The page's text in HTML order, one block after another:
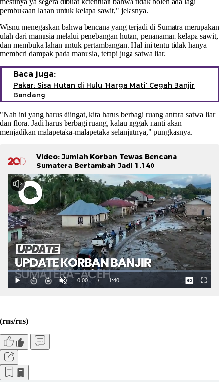
pembukaan lahan untuk kelapa sawit," jelasnya.
Wisnu menegaskan bahwa bencana yang terjadi di Sumatra merupakan
ulah dari manusia melalui penebangan hutan, penanaman kelapa sawit,
dan membuka lahan untuk pertambangan. Hal ini tentu tidak hanya
memberi dampak pada manusia, tetapi juga satwa liar.
Baca juga:
Pakar: Sisa Hutan di Hulu 'Harga Mati' Cegah Banjir
Bandang
"Nah ini yang harus diingat, kita harus berbagi ruang antara satwa liar
dan flora. Jadi harus berbagi ruang, kalau nggak nanti akan
menjadikan malapetaka-malapetaka selanjutnya," pungkasnya.
Video: Jumlah Korban Tewas Bencana
Sumatera Bertambah Jadi 1.140
(rns/rns)